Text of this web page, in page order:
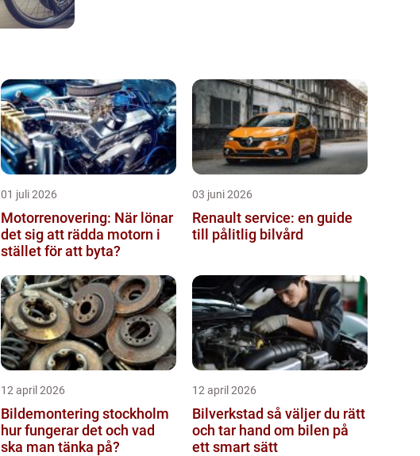
01 juli 2026
Motorrenovering: När lönar
det sig att rädda motorn i
stället för att byta?
03 juni 2026
Renault service: en guide
till pålitlig bilvård
12 april 2026
Bildemontering stockholm
hur fungerar det och vad
ska man tänka på?
12 april 2026
Bilverkstad så väljer du rätt
och tar hand om bilen på
ett smart sätt